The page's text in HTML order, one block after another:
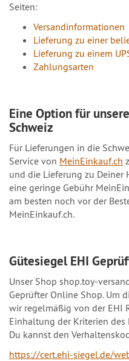
Seiten:
Versandinformationen
Lieferung zu einer
Lieferung zu einem
Zahlungsarten
Eine Option für
Schweiz
Für Lieferungen in die
Service von MeinEinkauf.ch
und die Lieferung zu Deiner
eine geringe Gebühr
am besten noch vor der
MeinEinkauf.ch.
Gütesiegel EHI
Unser Shop shop.toy-
Geprüfter Online Shop. Um
wir regelmäßig von der EHI
Einhaltung der Kriterien
Du kannst den
https://cert.ehi-siegel.de/